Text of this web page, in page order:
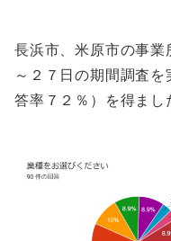
長浜市、米原市の事業
～２７日の期間調査
答率７２％）を得まし